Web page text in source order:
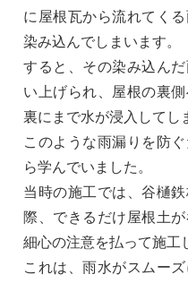
に屋根瓦から流れてく
染み込んでしまいます。
すると、その染み込ん
い上げられ、屋根の裏
裏にまで水が浸入してし
このような雨漏りを防
ら学んでいました。
当時の施工では、谷樋
際、できるだけ屋根土
細心の注意を払って施工
これは、雨水がスムー